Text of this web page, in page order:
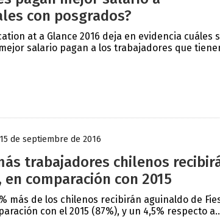
con posgrados?
at a Glance 2016 deja en evidencia cuáles
salario pagan a los trabajadores que
15 de septiembre de 2016
trabajadores chilenos
comparación con 2015
más de los chilenos recibirán aguinaldo de
con el 2015 (87%), y un 4,5% respecto